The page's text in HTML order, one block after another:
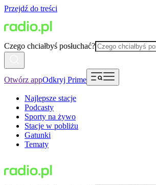
Przejdź do treści
Czego chciałbyś posłuchać?
Otwórz appOdkryj Prime
Najlepsze stacje
Podcasty
Sporty na żywo
Stacje w pobliżu
Gatunki
Tematy